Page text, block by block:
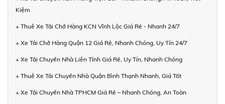
Kiệm
+ Thuê Xe Tải Chở Hàng KCN Vĩnh Lộc Giá Rẻ - Nhanh 24/7
+ Xe Tải Chở Hàng Quận 12 Giá Rẻ, Nhanh Chóng, Uy Tín 24/7
+ Xe Tải Chuyển Nhà Liên Tỉnh Giá Rẻ, Uy Tín, Nhanh Chóng
+ Thuê Xe Tải Chuyển Nhà Quận Bình Thạnh Nhanh, Giá Tốt
+ Xe Tải Chuyển Nhà TPHCM Giá Rẻ – Nhanh Chóng, An Toàn